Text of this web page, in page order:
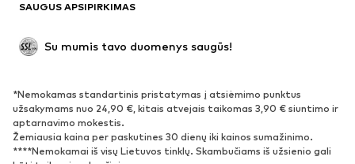
Proginiai
Išskirtiniai
BATAI
Naujienos
Sportbačiai
Aulinukai
SAUGUS APSIPIRKIMAS
Su mumis tavo duomenys saugūs!
*Nemokamas standartinis pristatymas į atsiėmimo punktus
užsakymams nuo 24,90 €, kitais atvejais taikomas 3,90 € siuntimo ir
aptarnavimo mokestis.
Žemiausia kaina per paskutines 30 dienų iki kainos sumažinimo.
****Nemokamai iš visų Lietuvos tinklų. Skambučiams iš užsienio gali